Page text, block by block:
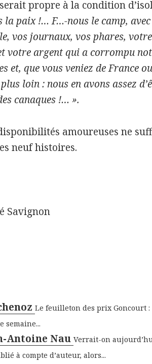
propre à la condition
la paix !… F…-nous le camp,
vos journaux, vos phares,
votre argent qui a corrompu
et, que vous veniez de France
loin : nous en avons assez
canaques !… ».
amoureuses ne
neuf histoires.
Savignon
Le feuilleton des prix Goncourt :
semaine...
Antoine NauVerrait-on
à compte d’auteur, alors...